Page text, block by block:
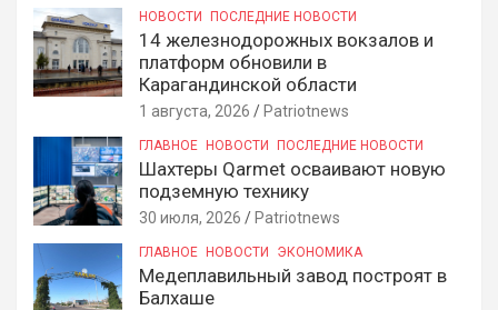
НОВОСТИ ПОСЛЕДНИЕ НОВОСТИ
14 железнодорожных вокзалов и
платформ обновили в
Карагандинской области
1 августа, 2026 Patriotnews
ГЛАВНОЕ НОВОСТИ ПОСЛЕДНИЕ НОВОСТИ
Шахтеры Qarmet осваивают новую
подземную технику
30 июля, 2026 Patriotnews
ГЛАВНОЕ НОВОСТИ ЭКОНОМИКА
Медеплавильный завод построят в
Балхаше